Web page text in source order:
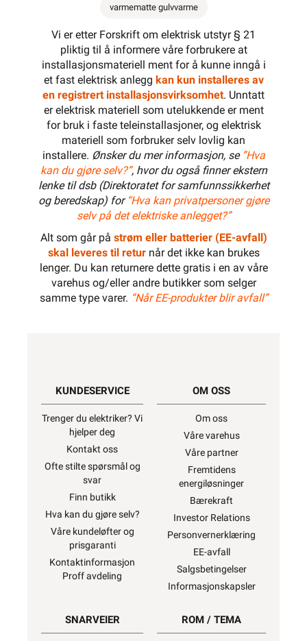
varmematte gulvvarme
Vi er etter Forskrift om elektrisk utstyr § 21
pliktig til å informere våre forbrukere at
installasjonsmateriell ment for å kunne inngå i
et fast elektrisk anlegg kan kun installeres av
en registrert installasjonsvirksomhet. Unntatt
er elektrisk materiell som utelukkende er ment
for bruk i faste teleinstallasjoner, og elektrisk
materiell som forbruker selv lovlig kan
installere. Ønsker du mer informasjon, se ”Hva
kan du gjøre selv?”, hvor du også finner ekstern
lenke til dsb (Direktoratet for samfunnssikkerhet
og beredskap) for “Hva kan privatpersoner gjøre
selv på det elektriske anlegget?”
Alt som går på strøm eller batterier (EE-avfall)
skal leveres til returnår det ikke kan brukes
lenger. Du kan returnere dette gratis i en av våre
varehus og/eller andre butikker som selger
samme type varer. “Når EE-produkter blir avfall”
KUNDESERVICE
Trenger du elektriker? Vi
hjelper deg
Kontakt oss
Ofte stilte spørsmål og
svar
Finn butikk
Hva kan du gjøre selv?
Våre kundeløfter og
prisgaranti
Kontaktinformasjon
Proff avdeling
OM OSS
Om oss
Våre varehus
Våre partner
Fremtidens
energiløsninger
Bærekraft
Investor Relations
Personvernerklæring
EE-avfall
Salgsbetingelser
Informasjonskapsler
SNARVEIER ROM / TEMA